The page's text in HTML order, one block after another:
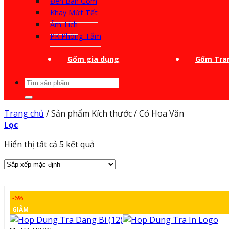
Khay Mứt Tết
Ấm Tích
PK Phòng Tắm
Gốm gia dụng Gốm
Tìm
kiếm:
Trang chủ /Sản phẩm Kích thước/Có Hoa Văn
Lọc
Hiển thị tất cả 5 kết quả
-6%
GIẢM